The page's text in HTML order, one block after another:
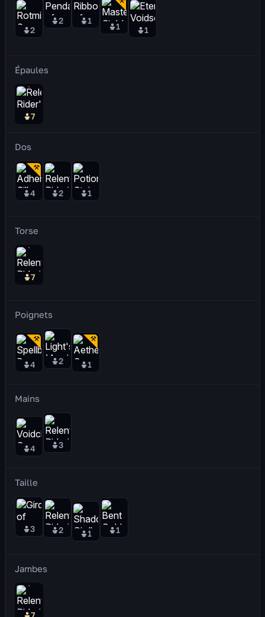
2
2 1
1 1
Épaules
7
Dos
4 2 1
Torse
7
Poignets
4 2 1
Mains
4 3
Taille
3 2 1 1
Jambes
7